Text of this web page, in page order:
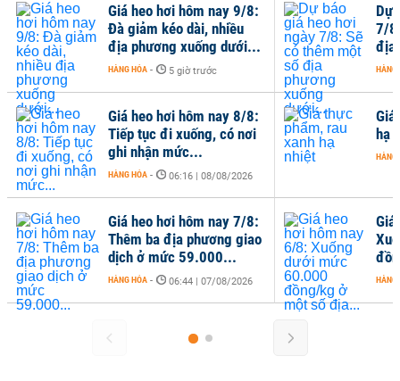
Giá heo hơi hôm nay 9/8:
Đà giảm kéo dài, nhiều
địa phương xuống dưới...
HÀNG HÓA - 5 giờ trước
Giá heo hơi hôm nay 8/8:
Tiếp tục đi xuống, có nơi
ghi nhận mức...
HÀNG HÓA - 06:16 | 08/08/2026
Giá heo hơi hôm nay 7/8:
Thêm ba địa phương giao
dịch ở mức 59.000...
HÀNG HÓA - 06:44 | 07/08/2026
Dự
7/
địa
HÀNG
Giá
hạ
HÀNG
HÀNG